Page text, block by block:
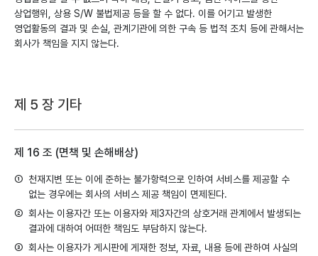
상업행위, 상용 S/W 불법제공 등을 할 수 없다. 이를 어기고 발생한
영업활동의 결과 및 손실, 관계기관에 의한 구속 등 법적 조치 등에 관해서는
회사가 책임을 지지 않는다.
제 5 장 기타
제 16 조 (면책 및 손해배상)
① 천재지변 또는 이에 준하는 불가항력으로 인하여 서비스를 제공할 수
없는 경우에는 회사의 서비스 제공 책임이 면제된다.
② 회사는 이용자간 또는 이용자와 제3자간의 상호거래 관계에서 발생되는
결과에 대하여 어떠한 책임도 부담하지 않는다.
③ 회사는 이용자가 게시판에 게재한 정보, 자료, 내용 등에 관하여 사실의